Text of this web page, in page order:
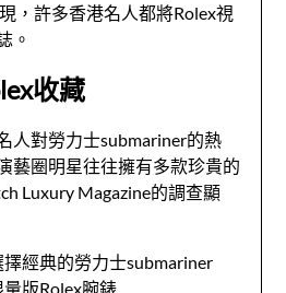
，許多香港名人都將Rolex視
。
收藏
人對勞力士submariner的熱
藝圈明星往往擁有多款珍貴的
Luxury Magazine的調查顯
經典的勞力士submariner
版Rolex腕錶